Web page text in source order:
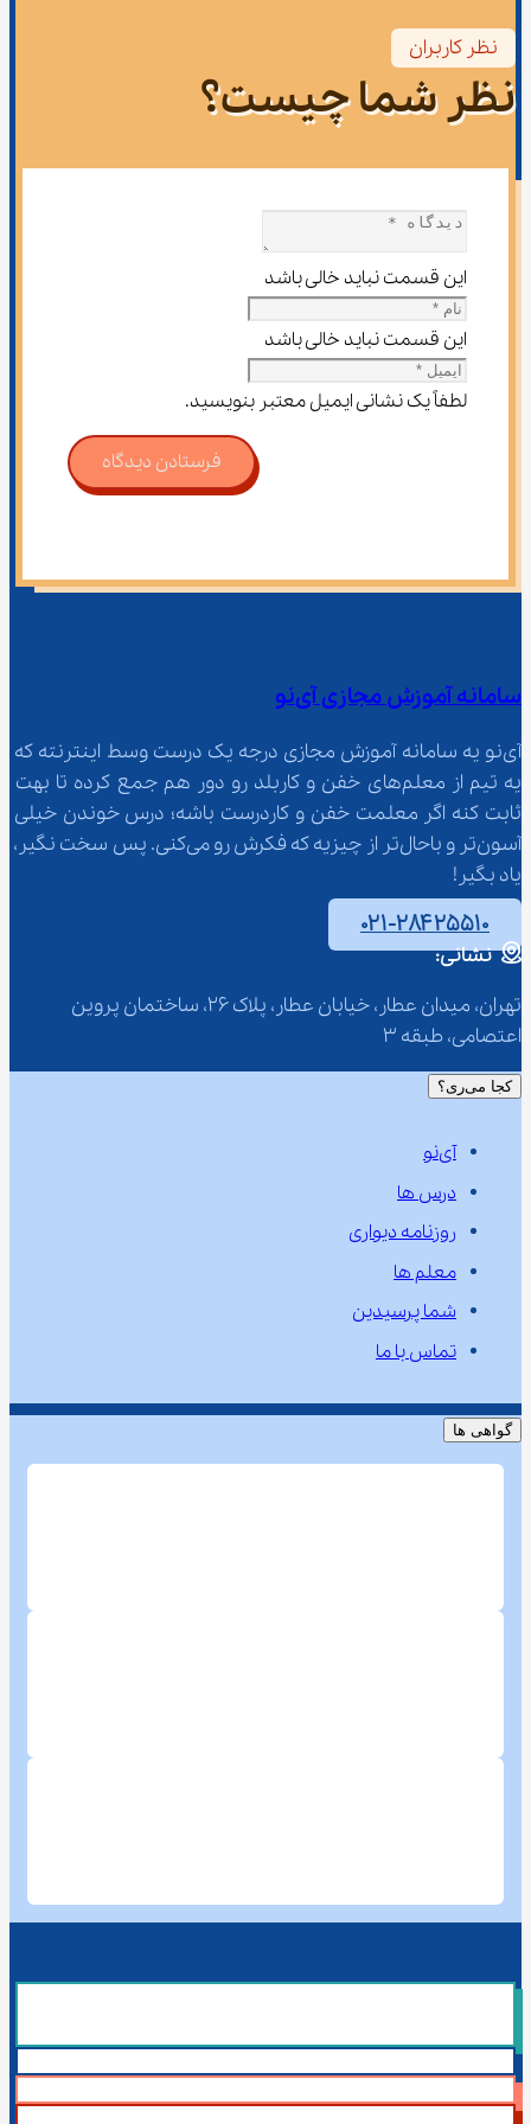
نظر کاربران
نظر شما چیست؟
این قسمت نباید خالی باشد
این قسمت نباید خالی باشد
لطفاً یک نشانی ایمیل معتبر بنویسید.
فرستادن دیدگاه
سامانه آموزش مجازی آی‌نو
آی‌نو یه سامانه آموزش مجازی درجه یک درست وسط اینترنته که
یه تیم از معلم‌‌های خفن و کاربلد رو دور هم جمع کرده تا بهت
ثابت کنه اگر معلمت خفن و کاردرست باشه؛ درس خوندن خیلی
آسون‌تر و باحال‌تر از چیزیه که فکرش رو می‌کنی. پس سخت نگیر،
یاد بگیر!
۰۲۱-۲۸۴۲۵۵۱۰
نشانی:
تهران، میدان عطار، خیابان عطار، پلاک 26، ساختمان پروین
اعتصامی، طبقه 3
کجا می‌ری؟
آی‌نو
درس ها
روزنامه دیواری
معلم ها
شما پرسیدین
تماس با ما
گواهی ها